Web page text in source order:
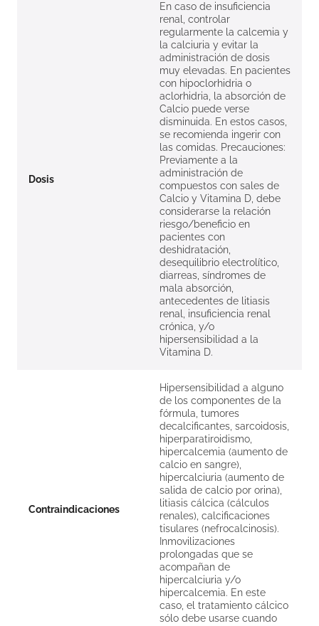
Dosis
En caso de insuficiencia
renal, controlar
regularmente la calcemia y
la calciuria y evitar la
administración de dosis
muy elevadas. En pacientes
con hipoclorhidria o
aclorhidria, la absorción de
Calcio puede verse
disminuida. En estos casos,
se recomienda ingerir con
las comidas. Precauciones:
Previamente a la
administración de
compuestos con sales de
Calcio y Vitamina D, debe
considerarse la relación
riesgo/beneficio en
pacientes con
deshidratación,
desequilibrio electrolítico,
diarreas, síndromes de
mala absorción,
antecedentes de litiasis
renal, insuficiencia renal
crónica, y/o
hipersensibilidad a la
Vitamina D.
Contraindicaciones
Hipersensibilidad a alguno
de los componentes de la
fórmula, tumores
decalcificantes, sarcoidosis,
hiperparatiroidismo,
hipercalcemia (aumento de
calcio en sangre),
hipercalciuria (aumento de
salida de calcio por orina),
litiasis cálcica (cálculos
renales), calcificaciones
tisulares (nefrocalcinosis).
Inmovilizaciones
prolongadas que se
acompañan de
hipercalciuria y/o
hipercalcemia. En este
caso, el tratamiento cálcico
sólo debe usarse cuando